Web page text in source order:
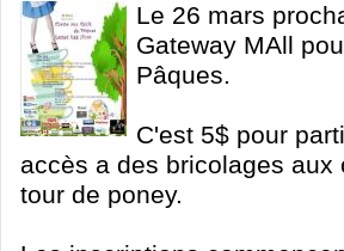
Le 26 mars
Gateway MAll
Pâques.
C'est 5$ pour
accès a des bricolages
tour de poney.